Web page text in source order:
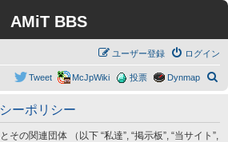
AMiT BBS
ログイン
ユーザー登録
Dynmap
投票
McJpWiki
Tweet
ーポリシー
その関連団体 （以下 “私達”, “掲示板”, “当サイト”,